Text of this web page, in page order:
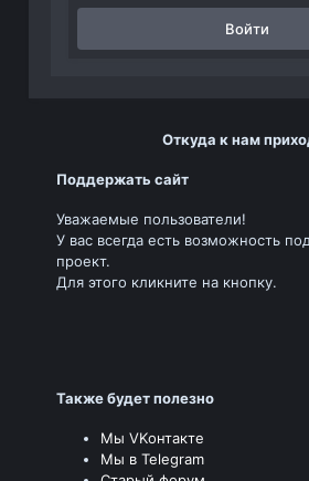
Войти
Откуда к нам
Поддержать сайт
Уважаемые пользователи!
У вас всегда есть возможность
проект.
Для этого кликните на кнопку.
Также будет полезно
Мы VKонтакте
Мы в Telegram